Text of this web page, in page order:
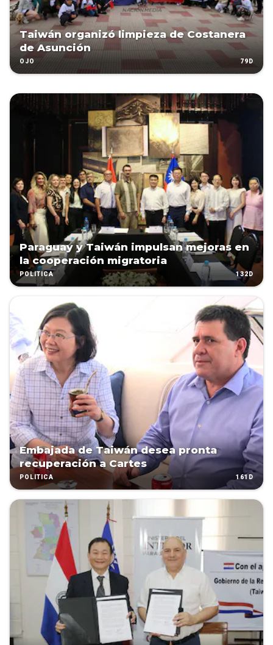
Taiwán organizó limpieza de Costanera
de Asunción
OJO 79D
Paraguay y Taiwán impulsan mejoras en
la cooperación migratoria
POLÍTICA 132D
Embajada de Taiwán desea pronta
recuperación a Cartes
POLÍTICA 161D